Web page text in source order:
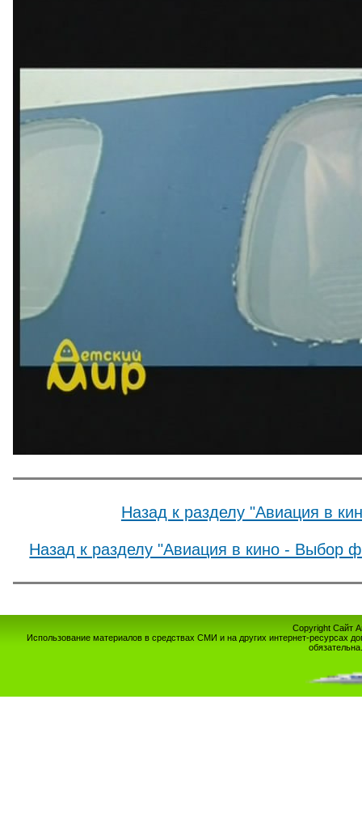
Назад к разделу "Авиация в
Назад к разделу "Авиация в кино - Выбор
Copyright Сайт
Использование материалов в средствах СМИ и на других интернет-ресурсах
обязательна.